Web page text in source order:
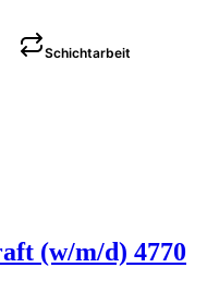
Schichtarbeit
(w/m/d) 4770